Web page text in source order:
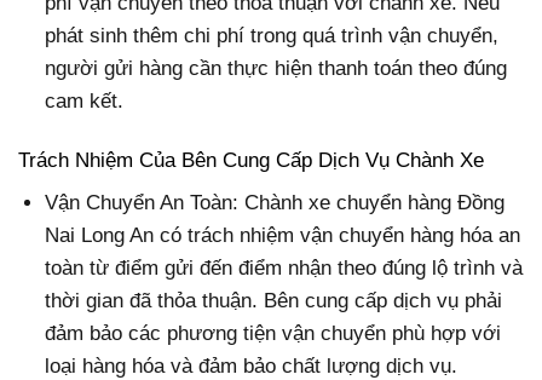
phát sinh thêm chi phí trong quá trình vận chuyển,
người gửi hàng cần thực hiện thanh toán theo đúng
cam kết.
Trách Nhiệm Của Bên Cung Cấp Dịch Vụ Chành Xe
Vận Chuyển An Toàn: Chành xe chuyển hàng Đồng
Nai Long An có trách nhiệm vận chuyển hàng hóa an
toàn từ điểm gửi đến điểm nhận theo đúng lộ trình và
thời gian đã thỏa thuận. Bên cung cấp dịch vụ phải
đảm bảo các phương tiện vận chuyển phù hợp với
loại hàng hóa và đảm bảo chất lượng dịch vụ.